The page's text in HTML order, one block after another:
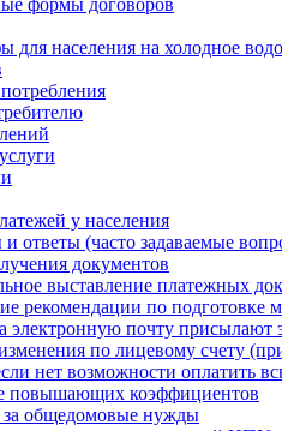
формы договоров
для населения на холодное
у населения
ответы (часто задаваемые
документов
выставление платежных
рекомендации по подготовке
электронную почту присылают
по лицевому счету
нет возможности оплатить
повышающих коэффициентов
за общедомовые нужды